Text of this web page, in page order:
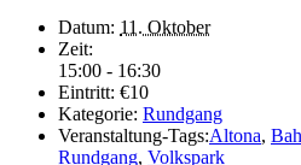
Datum: 11. Oktober
Zeit:
15:00 - 16:30
Eintritt: €10
Kategorie: Rundgang
Veranstaltung-Tags:Altona,
Rundgang, Volkspark